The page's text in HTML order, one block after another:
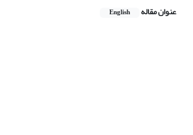
عنوان مقاله English